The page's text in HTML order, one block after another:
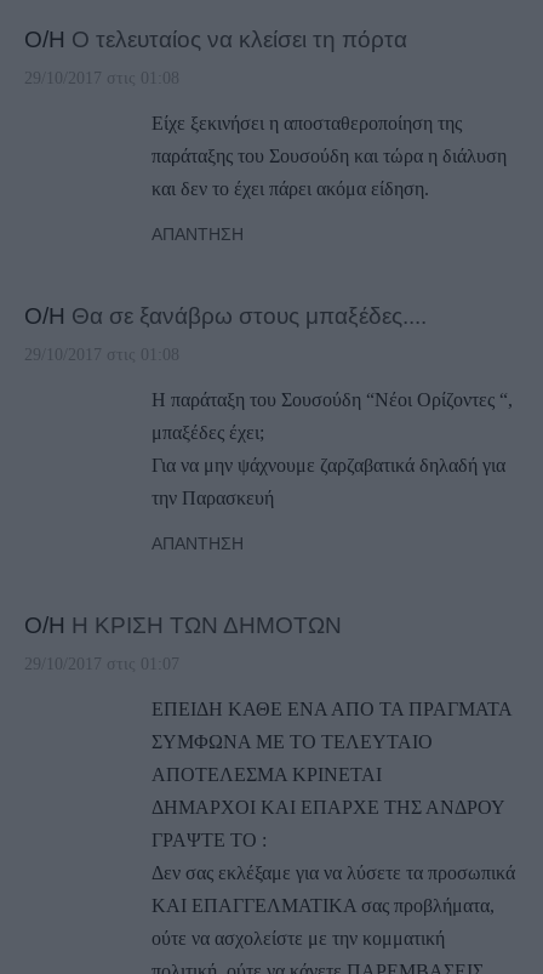
Ο/Η Ο τελευταίος να κλείσει τη πόρτα
29/10/2017 στις 01:08
Είχε ξεκινήσει η αποσταθεροποίηση της
παράταξης του Σουσούδη και τώρα η διάλυση
και δεν το έχει πάρει ακόμα είδηση.
ΑΠΆΝΤΗΣΗ
Ο/Η Θα σε ξανάβρω στους μπαξέδες....
29/10/2017 στις 01:08
Η παράταξη του Σουσούδη “Νέοι Ορίζοντες “,
μπαξέδες έχει;
Για να μην ψάχνουμε ζαρζαβατικά δηλαδή για
την Παρασκευή
ΑΠΆΝΤΗΣΗ
Ο/Η Η ΚΡΙΣΗ ΤΩΝ ΔΗΜΟΤΩΝ
29/10/2017 στις 01:07
ΕΠΕΙΔΗ ΚΑΘΕ ΕΝΑ ΑΠΟ ΤΑ ΠΡΑΓΜΑΤΑ
ΣΥΜΦΩΝΑ ΜΕ ΤΟ ΤΕΛΕΥΤΑΙΟ
ΑΠΟΤΕΛΕΣΜΑ ΚΡΙΝΕΤΑΙ
ΔΗΜΑΡΧΟΙ ΚΑΙ ΕΠΑΡΧΕ ΤΗΣ ΑΝΔΡΟΥ
ΓΡΑΨΤΕ ΤΟ :
Δεν σας εκλέξαμε για να λύσετε τα προσωπικά
ΚΑΙ ΕΠΑΓΓΕΛΜΑΤΙΚΑ σας προβλήματα,
ούτε να ασχολείστε με την κομματική